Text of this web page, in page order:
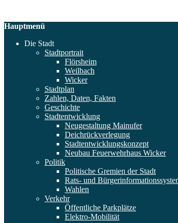
Hauptmenü
Die Stadt
Stadtportrait
Flörsheim
Weilbach
Wicker
Stadtplan
Zahlen, Daten, Fakten
Geschichte
Stadtentwicklung
Neugestaltung Mainufer
Deichrückverlegung
Stadtentwicklungskonzept
Neubau Feuerwehrhaus Wicker
Politik
Politische Gremien der Stadt
Rats- und
Wahlen
Verkehr
Öffentliche Parkplätze
Elektro-Mobilität